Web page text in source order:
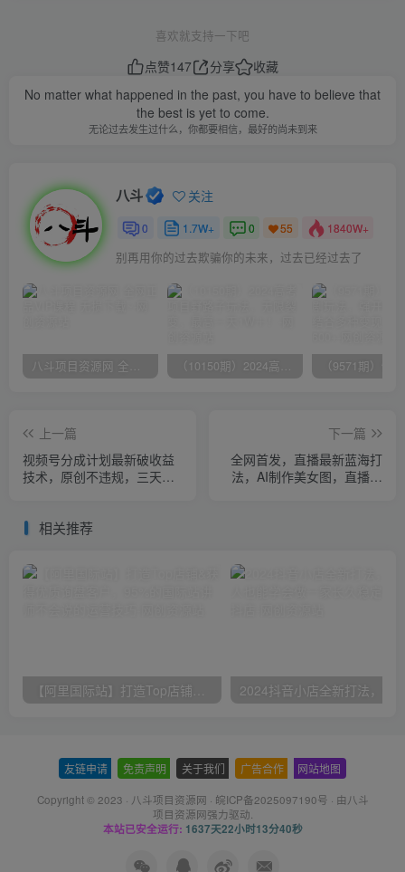
喜欢就支持一下吧
点赞147 分享
收藏
No matter what happened in the past, you have to believe that
the best is yet to come.
无论过去发生过什么，你都要相信，最好的尚未到来
八斗 关注
0 1.7W+ 0 55 1840W+
别再用你的过去欺骗你的未来，过去已经过去了
八斗项目资源网 全网正品VIP课程 无损下载~ （10150期）2024高考项目野路子玩法，无限裂变，最高一天1W＋！
上一篇
视频号分成计划最新破收益
技术，原创不违规，三天起
下一篇
全网首发，直播最新蓝海打
法，AI制作美女图，直播赠
相关推荐
【阿里国际站】打造Top店铺&获得优质询盘客户，​95%的国际站讲师不会说的运营技巧
友链申请 免责声明 关于我们 广告合作 网站地图
Copyright © 2023 · 八斗项目资源网 · 皖ICP备2025097190号 · 由八斗
项目资源网强力驱动.
本站已安全运行: 1637天22小时13分41秒